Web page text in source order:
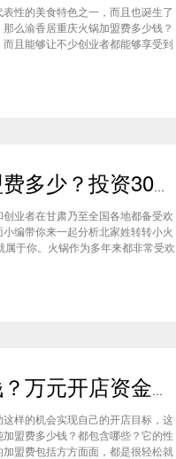
性的美食特色之一，而且也诞生了
么渝香居重庆火锅加盟费多少钱？
且能够让不少创业者都能够享受到
适的创业项目。重庆是一个美食遍
北家姓转转小火锅加盟费多少？投资30万一家网红火锅店就属于你
业者在甘肃乃至全国各地都备受欢
编带你来一起分析北家姓转转小火
于你。火锅作为多年来都非常受欢
来越多的消费者喜爱。市场空间
如意馄饨加盟费多少钱？万元开店资金压力基本上不会出现在经营中
样的机会实现自己的开店目标，这
盟费多少钱？都包含哪些？它的性
盟费包括方方面面，都是很轻松就